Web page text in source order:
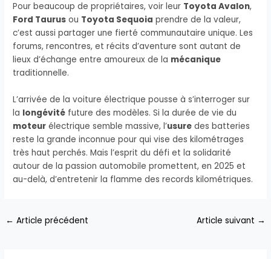
Pour beaucoup de propriétaires, voir leur Toyota Avalon,
Ford Taurus ou Toyota Sequoia prendre de la valeur,
c’est aussi partager une fierté communautaire unique. Les
forums, rencontres, et récits d’aventure sont autant de
lieux d’échange entre amoureux de la mécanique
traditionnelle.
L’arrivée de la voiture électrique pousse à s’interroger sur
la longévité future des modèles. Si la durée de vie du
moteur électrique semble massive, l’usure des batteries
reste la grande inconnue pour qui vise des kilométrages
très haut perchés. Mais l’esprit du défi et la solidarité
autour de la passion automobile promettent, en 2025 et
au-delà, d’entretenir la flamme des records kilométriques.
← Article précédent Article suivant →